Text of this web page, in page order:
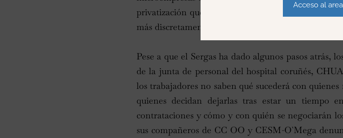
privatización que, tras el fracaso de la que se
más discretamente”.
Pese a que el Sergas ha dado algunos pasos atrás,
de la junta de personal del hospital coruñés,
los trabajadores no saben qué sucederá con
quienes decidan dejarlas tras estar un tiempo
contrataciones y cómo y con quién se negociarán
sus compañeros de CC OO y CESM-O`Mega
Acceso al